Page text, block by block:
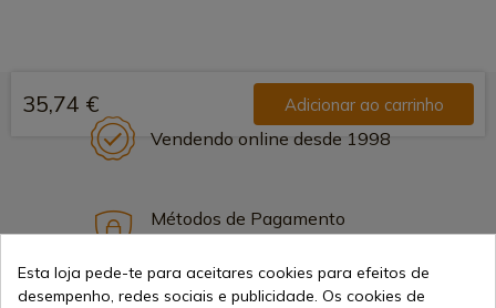
35,74 € Adicionar ao carrinho
Vendendo online desde 1998
Métodos de Pagamento
Esta loja pede-te para aceitares cookies para efeitos de
desempenho, redes sociais e publicidade. Os cookies de